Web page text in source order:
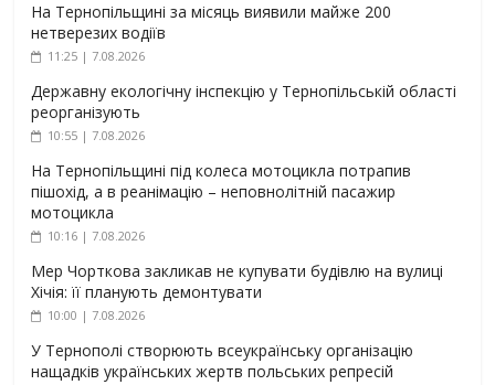
На Тернопільщині за місяць виявили майже 200
нетверезих водіїв
11:25 | 7.08.2026
Державну екологічну інспекцію у Тернопільській області
реорганізують
10:55 | 7.08.2026
На Тернопільщині під колеса мотоцикла потрапив
пішохід, а в реанімацію – неповнолітній пасажир
мотоцикла
10:16 | 7.08.2026
Мер Чорткова закликав не купувати будівлю на вулиці
Хічія: її планують демонтувати
10:00 | 7.08.2026
У Тернополі створюють всеукраїнську організацію
нащадків українських жертв польських репресій